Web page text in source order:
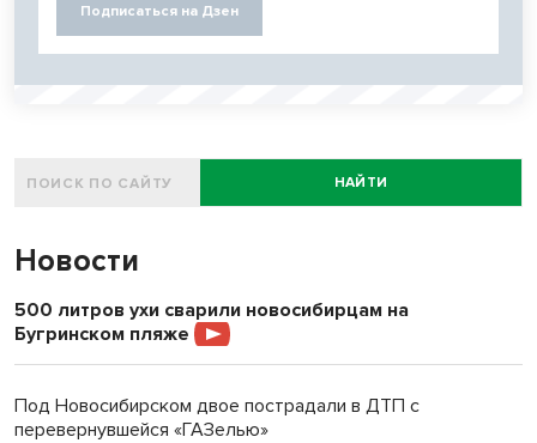
Подписаться на Дзен
НАЙТИ
Новости
500 литров ухи сварили новосибирцам на
Бугринском пляже
Под Новосибирском двое пострадали в ДТП с
перевернувшейся «ГАЗелью»